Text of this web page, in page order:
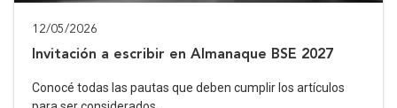
12/05/2026
Invitación a escribir en Almanaque BSE 2027
Conocé todas las pautas que deben cumplir los artículos